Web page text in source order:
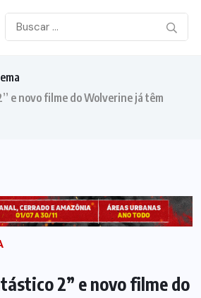
e novo filme do Wolverine já têm
2” e novo filme do